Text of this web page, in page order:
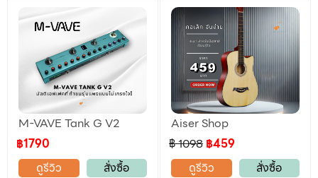
M-VAVE Tank G V2
฿1790
ดูรีวิว
สั่งซื้อ
Aiser Shop
฿ 1098 ฿459
ดูรีวิว
สั่งซื้อ